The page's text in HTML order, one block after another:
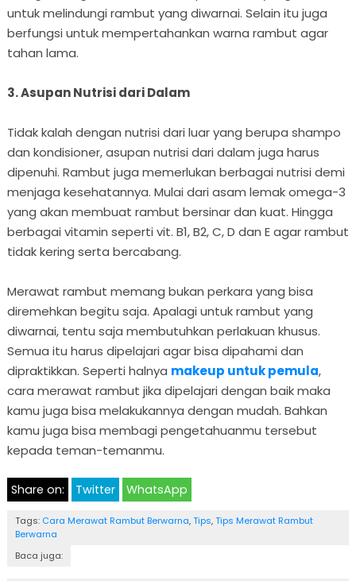
untuk melindungi rambut yang diwarnai. Selain itu juga
berfungsi untuk mempertahankan warna rambut agar
tahan lama.
3. Asupan Nutrisi dari Dalam
Tidak kalah dengan nutrisi dari luar yang berupa shampo
dan kondisioner, asupan nutrisi dari dalam juga harus
dipenuhi. Rambut juga memerlukan berbagai nutrisi demi
menjaga kesehatannya. Mulai dari asam lemak omega-3
yang akan membuat rambut bersinar dan kuat. Hingga
berbagai vitamin seperti vit. B1, B2, C, D dan E agar rambut
tidak kering serta bercabang.
Merawat rambut memang bukan perkara yang bisa
diremehkan begitu saja. Apalagi untuk rambut yang
diwarnai, tentu saja membutuhkan perlakuan khusus.
Semua itu harus dipelajari agar bisa dipahami dan
dipraktikkan. Seperti halnya makeup untuk pemula,
cara merawat rambut jika dipelajari dengan baik maka
kamu juga bisa melakukannya dengan mudah. Bahkan
kamu juga bisa membagi pengetahuanmu tersebut
kepada teman-temanmu.
Share on: Twitter WhatsApp
Tags: Cara Merawat Rambut Berwarna,Tips,Tips Merawat Rambut
Berwarna
Baca juga: